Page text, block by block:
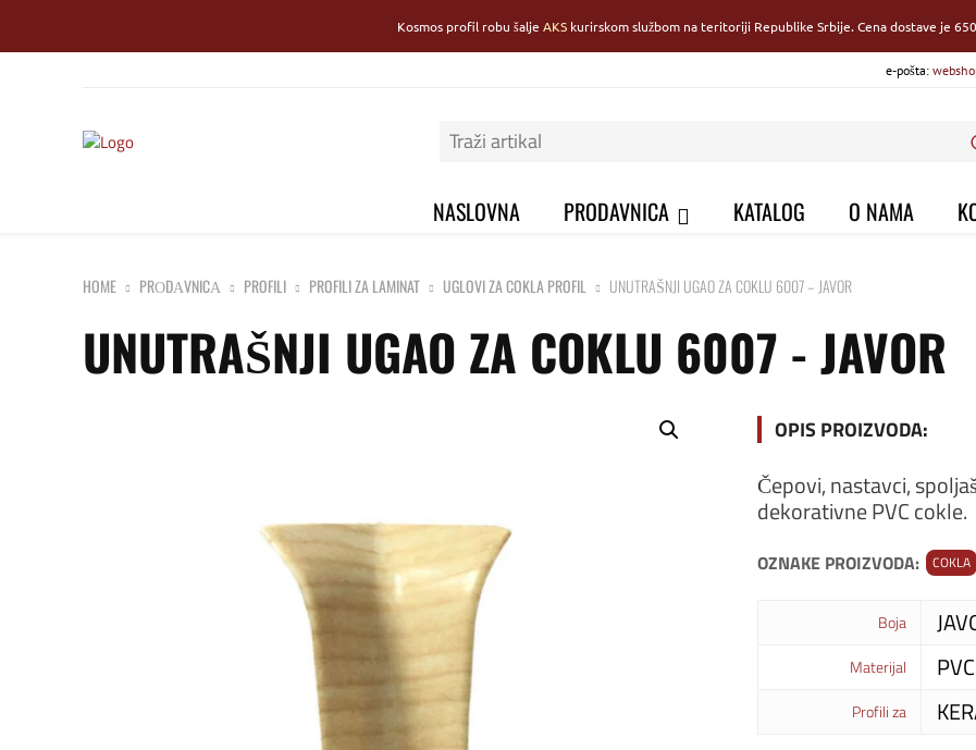
Kosmos profil robu šalje AKSkurirskom službom na teritoriji Republike Srbije. Cena dostave je
e-pošta:
NASLOVNA PRODAVNICA KATALOG O NAMA
HOME PRОDАVNICА PROFILI PROFILI ZA LAMINAT UGLOVI ZA COKLA PROFIL UNUTRAŠNJI UGAO ZA COKLU 6007 – JAVOR
UNUTRAŠNJI UGAO ZA COKLU 6007 - JAVOR
OPIS PROIZVODA:
Čepovi, nastavci,
dekorativne PVC cokle.
OZNAKE PROIZVODA: COKLA
Boja
Materijal PVC
Profili za